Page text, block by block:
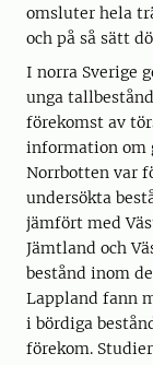
omsluter hela
och på så sätt
I norra Sverige
unga
förekomst av
information om
Norrbotten var
undersökta
jämfört med
Jämtland och
bestånd inom
Lappland fann
i bördiga
förekom.